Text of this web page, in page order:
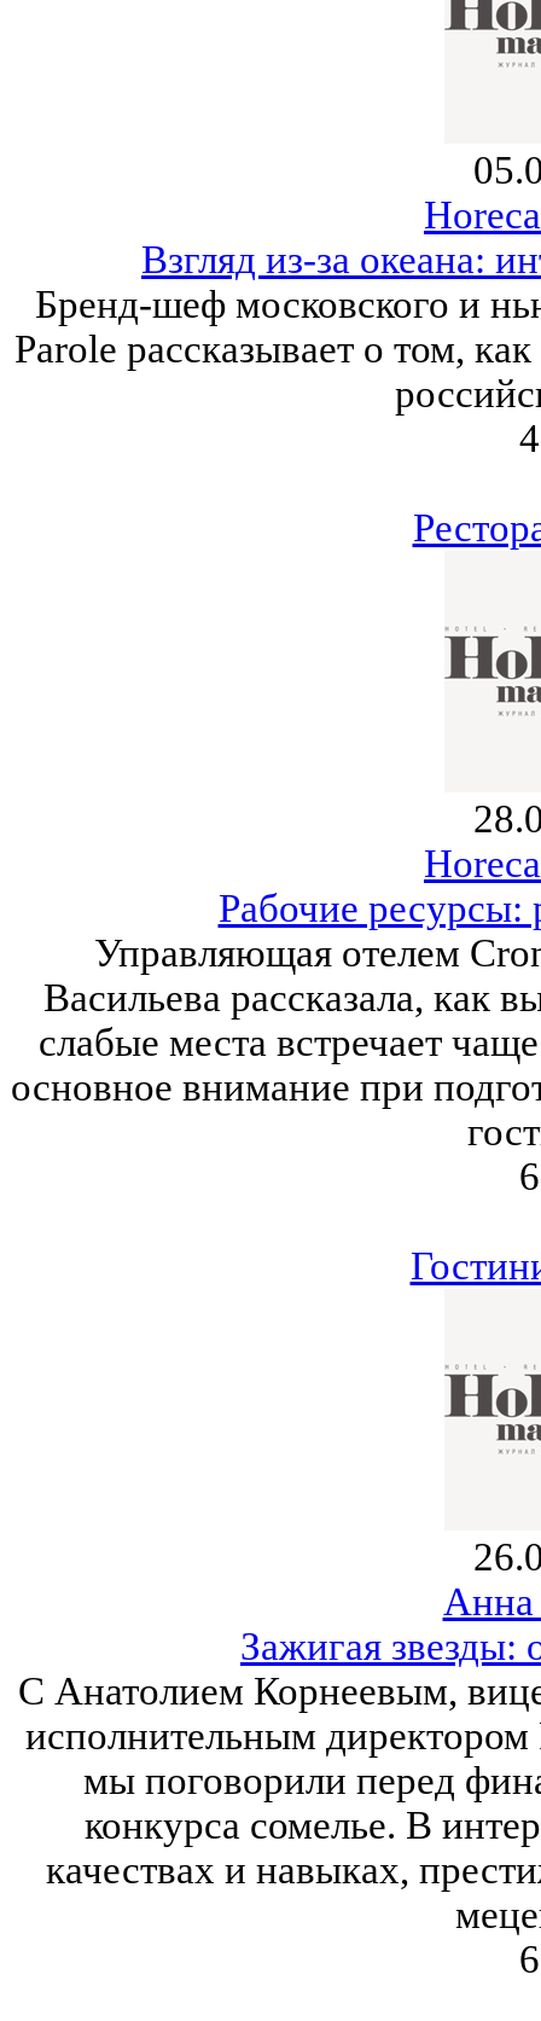
Взгляд из-за океана:
Бренд-шеф московского и
Parole рассказывает о том,
Рабочие ресурсы:
Управляющая отелем
Васильева рассказала, как
слабые места встречает
основное внимание при
Анна
Зажигая звезды:
С Анатолием Корнеевым,
исполнительным директором
мы поговорили перед
конкурса сомелье. В
качествах и навыках,